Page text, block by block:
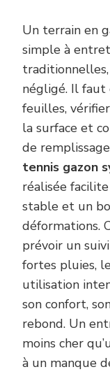
Un terrain en
simple à
négligé. Il
feuilles,
la surface et
de
tennis gazon
réalisée
stable et un
déformations.
prévoir un
fortes pluies,
utilisation
son confort,
rebond. Un
moins cher
à un manque